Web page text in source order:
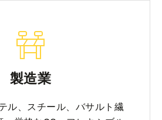
製造業
ル、スチール、バサルト繊